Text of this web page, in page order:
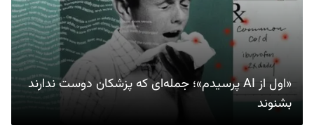
«اول از AI پرسیدم»؛ جمله‌ای که پزشکان دوست ندارند
بشنوند